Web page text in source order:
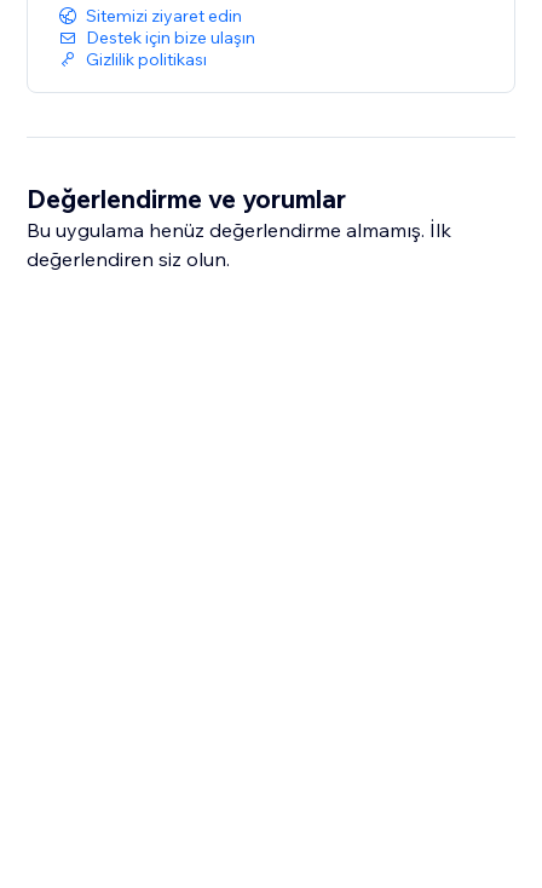
Sitemizi ziyaret edin
Destek için bize ulaşın
Gizlilik politikası
Değerlendirme ve yorumlar
Bu uygulama henüz değerlendirme almamış. İlk
değerlendiren siz olun.